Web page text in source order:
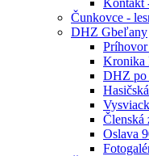
Kontakt
Čunkovce -
DHZ Gbeľany
Príhovor
Kronika
DHZ po
Členská
Oslava